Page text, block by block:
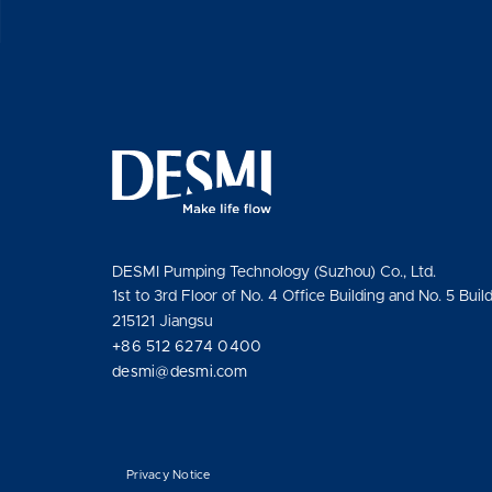
DESMI Pumping Technology (Suzhou) Co., Ltd.
1st to 3rd Floor of No. 4 Office Building and No. 5
215121 Jiangsu
+86 512 6274 0400
desmi@desmi.com
Privacy Notice